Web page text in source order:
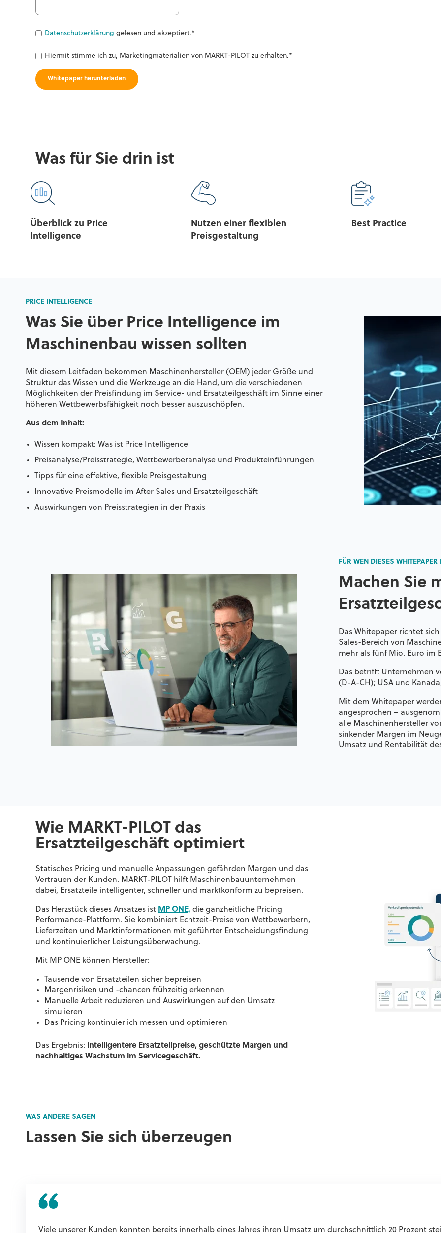
Datenschutzerklärung gelesen und akzeptiert.*
Hiermit stimme ich zu, Marketingmaterialien von MARKT-PILOT zu erhalten.*
Was für Sie drin ist
Überblick zu Price
Intelligence
Nutzen einer flexiblen
Preisgestaltung
Best Practice
PRICE INTELLIGENCE
Was Sie über Price Intelligence im
Maschinenbau wissen sollten
Mit diesem Leitfaden bekommen Maschinenhersteller (OEM) jeder Größe und
Struktur das Wissen und die Werkzeuge an die Hand, um die verschiedenen
Möglichkeiten der Preisfindung im Service- und Ersatzteilgeschäft im Sinne einer
höheren Wettbewerbsfähigkeit noch besser auszuschöpfen.
Aus dem Inhalt:
Wissen kompakt: Was ist Price Intelligence
Preisanalyse/Preisstrategie, Wettbewerberanalyse und Produkteinführungen
Tipps für eine effektive, flexible Preisgestaltung
Innovative Preismodelle im After Sales und Ersatzteilgeschäft
Auswirkungen von Preisstrategien in der Praxis
FÜR WEN DIESES WHITEPAPER
Machen Sie
Das Whitepaper richtet
Sales-Bereich von
mehr als fünf Mio. Euro im
Das betrifft Unternehmen
(D-A-CH); USA und
Mit dem Whitepaper
angesprochen –
alle Maschinenhersteller
sinkender Margen im
Umsatz und Rentabilität
Wie MARKT-PILOT das
Ersatzteilgeschäft optimiert
Statisches Pricing und manuelle Anpassungen gefährden Margen und das
Vertrauen der Kunden. MARKT-PILOT hilft Maschinenbauunternehmen
dabei, Ersatzteile intelligenter, schneller und marktkonform zu bepreisen.
Das Herzstück dieses Ansatzes ist MP ONE, die ganzheitliche Pricing
Performance-Plattform. Sie kombiniert Echtzeit-Preise von Wettbewerbern,
Lieferzeiten und Marktinformationen mit geführter Entscheidungsfindung
und kontinuierlicher Leistungsüberwachung.
Mit MP ONE können Hersteller:
Tausende von Ersatzteilen sicher bepreisen
Margenrisiken und -chancen frühzeitig erkennen
Manuelle Arbeit reduzieren und Auswirkungen auf den Umsatz
simulieren
Das Pricing kontinuierlich messen und optimieren
Das Ergebnis: intelligentere Ersatzteilpreise, geschützte Margen und
nachhaltiges Wachstum im Servicegeschäft.
WAS ANDERE SAGEN
Lassen Sie sich überzeugen
Viele unserer Kunden konnten bereits innerhalb eines Jahres ihren Umsatz um durchschnittlich 20 Prozent